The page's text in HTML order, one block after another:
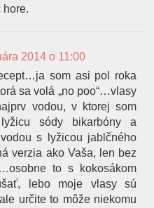
hore.
2014 o 11:00
som asi pol roka
sa volá „no poo“…vlasy
vodou, v ktorej som
sódy bikarbóny a
s lyžicou jablčného
verzia ako Vaša, len bez
to s kokosákom
lebo moje vlasy sú
určite to môže niekomu